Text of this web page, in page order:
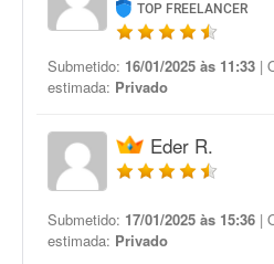
TOP FREELANCER
Submetido: 16/01/2025 às 11:33 |
estimada: Privado
Eder R.
Submetido: 17/01/2025 às 15:36 |
estimada: Privado